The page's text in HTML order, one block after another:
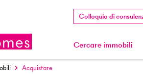
Colloquio di
Cercare immobili
Acquistare